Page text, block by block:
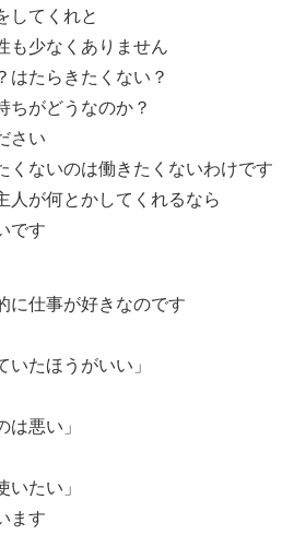
してくれと
も少なくありません
はたらきたくない？
ちがどうなのか？
さい
くないのは働きたくないわけです
人が何とかしてくれるなら
です
に仕事が好きなのです
いたほうがいい」
は悪い」
いたい」
ます